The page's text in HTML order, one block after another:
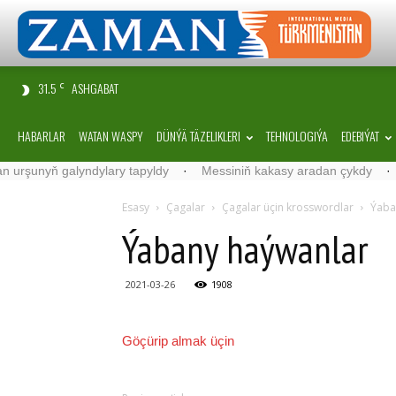
31.5 C ASHGABAT
HABARLAR WATAN WASPY DÜNÝÄ TÄZELIKLERI TEHNOLOGIÝA EDEBIÝAT
galyndylary tapyldy · Messiniň kakasy aradan çykdy ·
Esasy Çagalar Çagalar üçin krosswordlar
Ýabany haýwanlar
2021-03-26 1908
Göçürip almak üçin